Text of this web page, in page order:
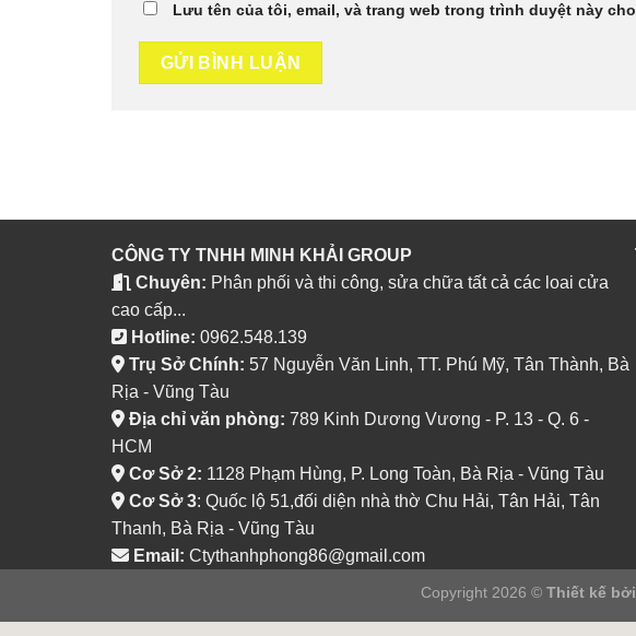
Lưu tên của tôi, email, và trang web trong trình duyệt này
CÔNG TY TNHH MINH KHẢI GROUP
Chuyên: Phân phối và thi công, sửa chữa tất cả các loai cửa
cao cấp...
Hotline: 0962.548.139
Trụ Sở Chính: 57 Nguyễn Văn Linh, TT. Phú Mỹ, Tân Thành, Bà
Rịa - Vũng Tàu
Địa chỉ văn phòng: 789 Kinh Dương Vương - P. 13 - Q. 6 -
HCM
Cơ Sở 2: 1128 Phạm Hùng, P. Long Toàn, Bà Rịa - Vũng Tàu
Cơ Sở 3: Quốc lộ 51,đối diện nhà thờ Chu Hải, Tân Hải, Tân
Thanh, Bà Rịa - Vũng Tàu
Email: Ctythanhphong86@gmail.com
Copyright 2026 © Thiết kế bởi